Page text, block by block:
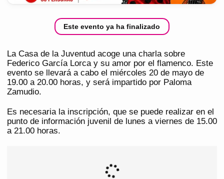
Este evento ya ha finalizado
La Casa de la Juventud acoge una charla sobre
Federico García Lorca y su amor por el flamenco. Este
evento se llevará a cabo el miércoles 20 de mayo de
19.00 a 20.00 horas, y será impartido por Paloma
Zamudio.
Es necesaria la inscripción, que se puede realizar en el
punto de información juvenil de lunes a viernes de 15.00
a 21.00 horas.